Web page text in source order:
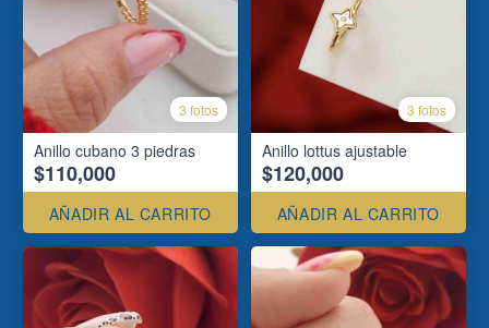
3 fotos
Anillo cubano 3 piedras
$110,000
AÑADIR AL CARRITO
3 fotos
Anillo lottus ajustable
$120,000
AÑADIR AL CARRITO